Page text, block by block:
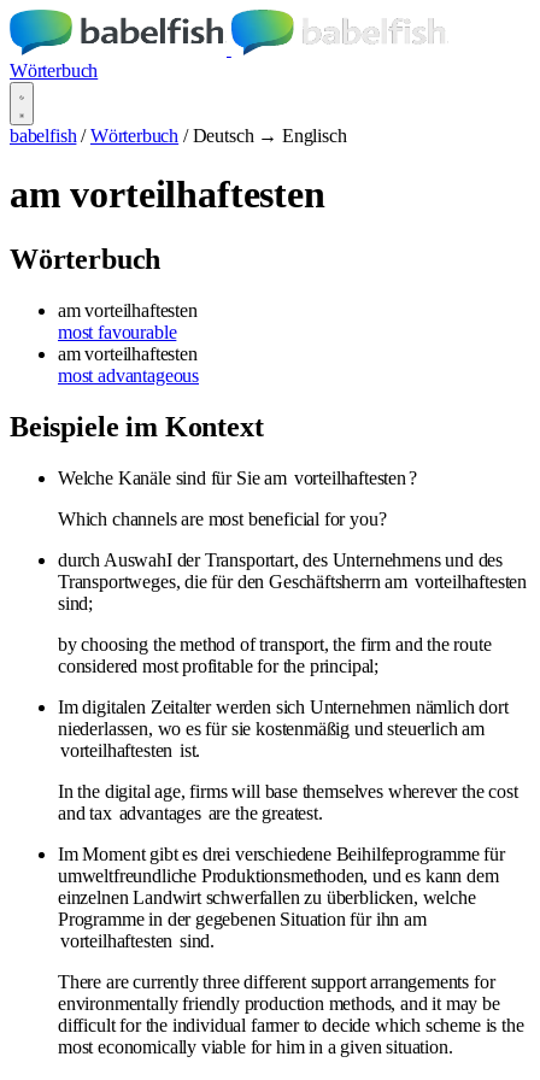
Wörterbuch
babelfish / Wörterbuch / Deutsch → Englisch
am vorteilhaftesten
Wörterbuch
am vorteilhaftesten
most favourable
am vorteilhaftesten
most advantageous
Beispiele im Kontext
Welche Kanäle sind für Sie am vorteilhaftesten?
Which channels are most beneficial for you?
durch AuswahI der Transportart, des Unternehmens und des
Transportweges, die für den Geschäftsherrn am vorteilhaftesten
sind;
by choosing the method of transport, the firm and the route
considered most profitable for the principal;
Im digitalen Zeitalter werden sich Unternehmen nämlich dort
niederlassen, wo es für sie kostenmäßig und steuerlich am
vorteilhaftesten ist.
In the digital age, firms will base themselves wherever the cost
and tax advantages are the greatest.
Im Moment gibt es drei verschiedene Beihilfeprogramme für
umweltfreundliche Produktionsmethoden, und es kann dem
einzelnen Landwirt schwerfallen zu überblicken, welche
Programme in der gegebenen Situation für ihn am
vorteilhaftesten sind.
There are currently three different support arrangements for
environmentally friendly production methods, and it may be
difficult for the individual farmer to decide which scheme is the
most economically viable for him in a given situation.